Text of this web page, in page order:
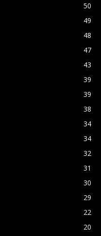
50
49
48
47
43
39
39
38
34
34
32
31
30
29
22
20